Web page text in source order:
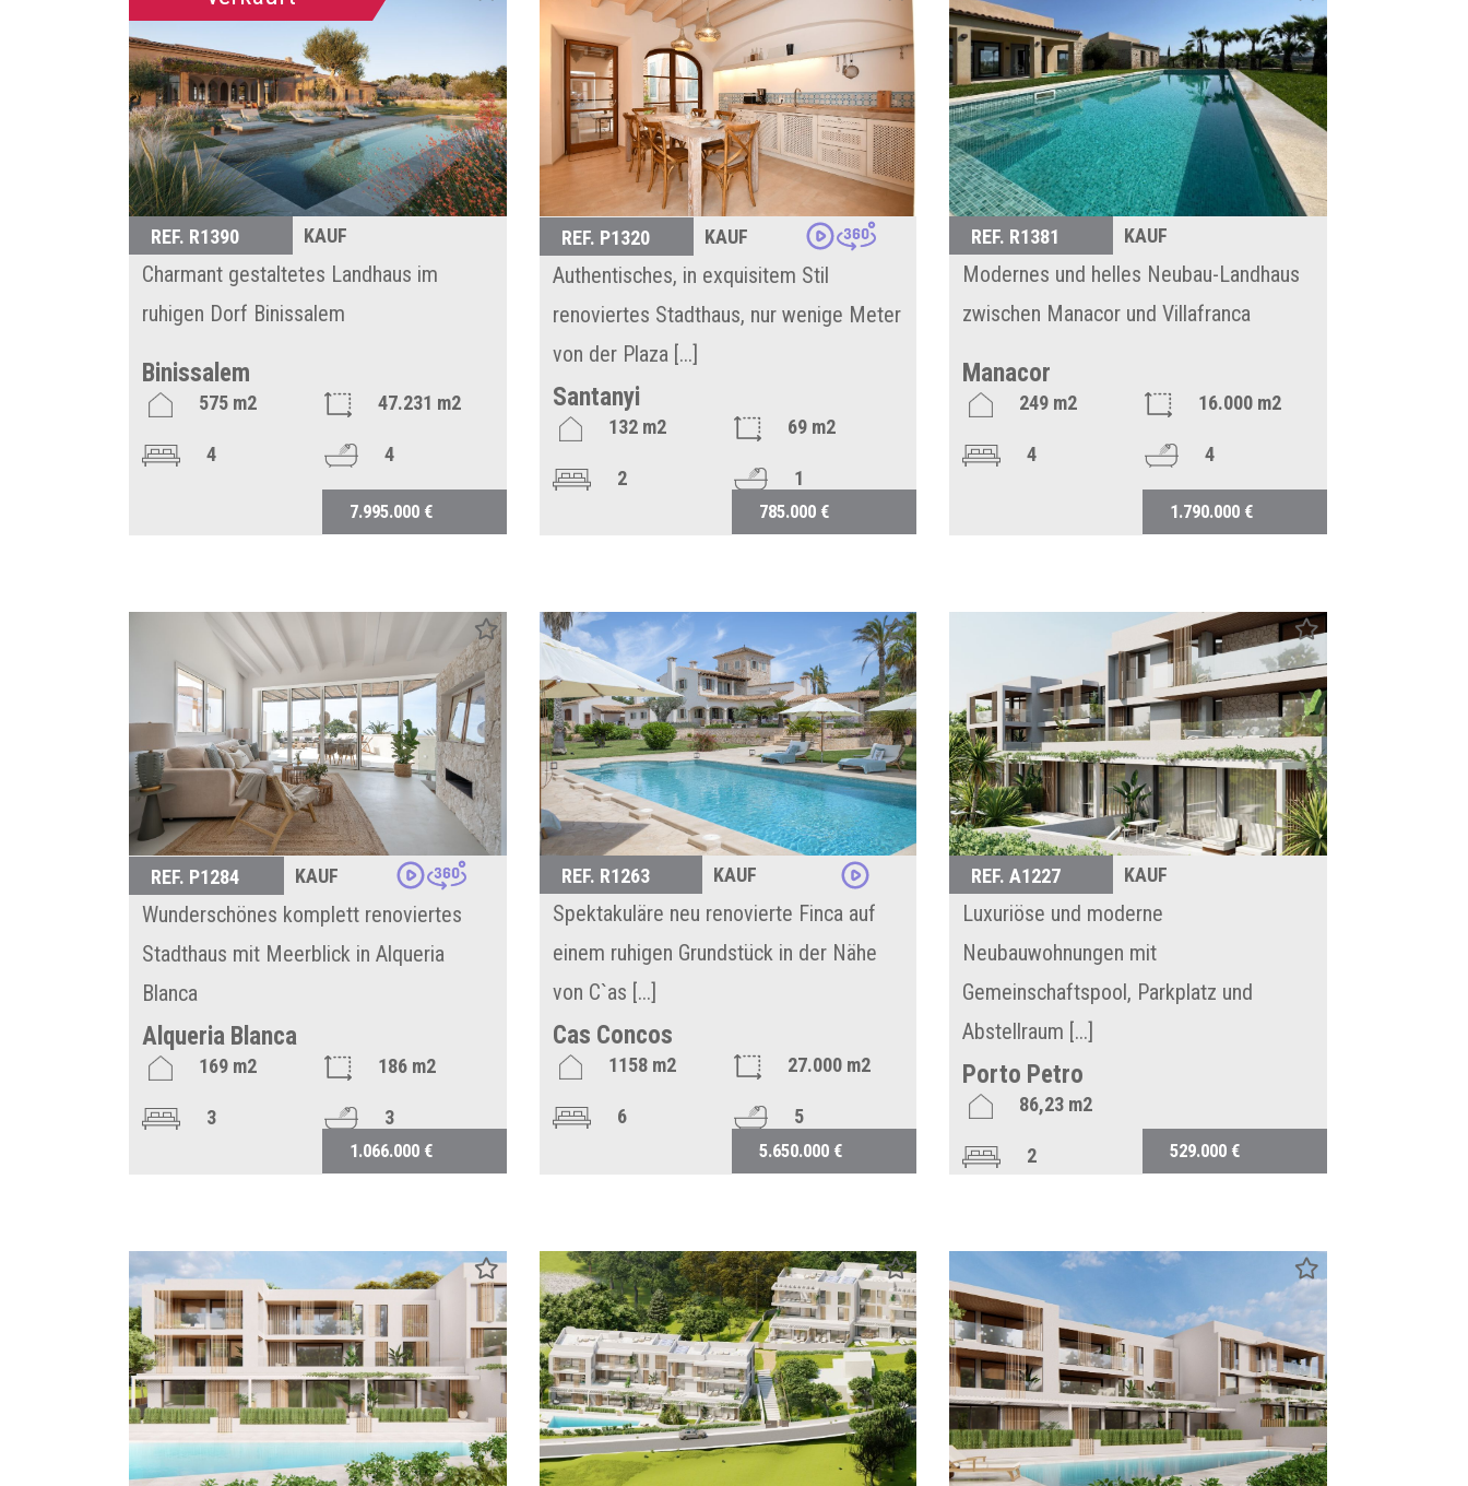
REF. R1390 KAUF
Charmant gestaltetes Landhaus im
ruhigen Dorf Binissalem
Binissalem
575 m2 47.231 m2
4 4
7.995.000 €
REF. P1320 KAUF
Authentisches, in exquisitem Stil
renoviertes Stadthaus, nur wenige Meter
von der Plaza [...]
Santanyi
132 m2 69 m2
2 1
785.000 €
REF. R1381 KAUF
Modernes und helles Neubau-Landhaus
zwischen Manacor und Villafranca
Manacor
249 m2 16.000 m2
4 4
1.790.000 €
REF. P1284 KAUF
Wunderschönes komplett renoviertes
Stadthaus mit Meerblick in Alqueria
Blanca
Alqueria Blanca
169 m2 186 m2
3 3
1.066.000 €
REF. R1263 KAUF
Spektakuläre neu renovierte Finca auf
einem ruhigen Grundstück in der Nähe
von C`as [...]
Cas Concos
1158 m2 27.000 m2
6 5
5.650.000 €
REF. A1227 KAUF
Luxuriöse und moderne
Neubauwohnungen mit
Gemeinschaftspool, Parkplatz und
Abstellraum [...]
Porto Petro
86,23 m2
2 2
529.000 €